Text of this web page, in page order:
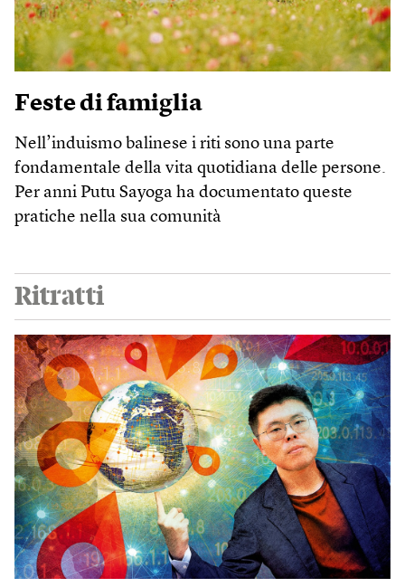
Feste di famiglia
Nell’induismo balinese i riti sono una parte
fondamentale della vita quotidiana delle persone.
Per anni Putu Sayoga ha documentato queste
pratiche nella sua comunità
Ritratti